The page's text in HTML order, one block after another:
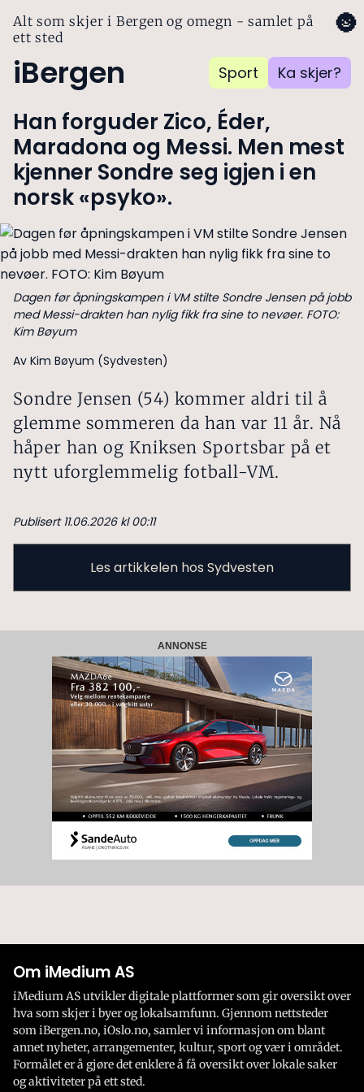
Alt som skjer i Bergen og omegn - samlet på
ett sted
iBergen Sport Ka skjer?
🌚
Han forguder Zico, Éder,
Maradona og Messi. Men mest
kjenner Sondre seg igjen i en
norsk «psyko».
Dagen før åpningskampen i VM stilte Sondre Jensen på jobb
med Messi-drakten han nylig fikk fra sine to nevøer. FOTO:
Kim Bøyum
Av Kim Bøyum (Sydvesten)
Sondre Jensen (54) kommer aldri til å
glemme sommeren da han var 11 år. Nå
håper han og Kniksen Sportsbar på et
nytt uforglemmelig fotball-VM.
Publisert 11.06.2026 kl 00:11
Les artikkelen hos Sydvesten
ANNONSE
Om iMedium AS
iMedium AS utvikler digitale plattformer som gir oversikt over
hva som skjer i byer og lokalsamfunn. Gjennom nettsteder
som iBergen.no, iOslo.no, samler vi informasjon om blant
annet nyheter, arrangementer, kultur, sport og vær i området.
Formålet er å gjøre det enklere å få oversikt over lokale saker
og aktiviteter på ett sted.